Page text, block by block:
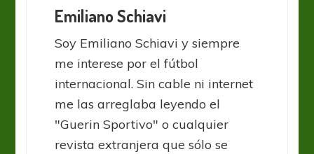
Emiliano Schiavi
Soy Emiliano Schiavi y siempre
me interese por el fútbol
internacional. Sin cable ni internet
me las arreglaba leyendo el
"Guerin Sportivo" o cualquier
revista extranjera que sólo se